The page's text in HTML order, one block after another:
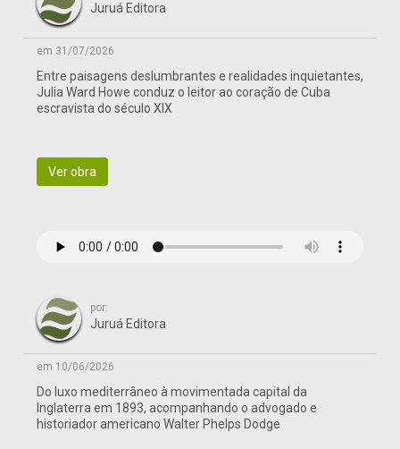
Juruá Editora
em 31/07/2026
Entre paisagens deslumbrantes e realidades inquietantes,
Julia Ward Howe conduz o leitor ao coração de Cuba
escravista do século XIX
Ver obra
por:
Juruá Editora
em 10/06/2026
Do luxo mediterrâneo à movimentada capital da
Inglaterra em 1893, acompanhando o advogado e
historiador americano Walter Phelps Dodge